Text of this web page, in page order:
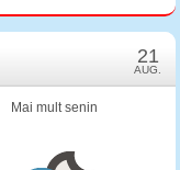
21
AUG.
Mai mult senin